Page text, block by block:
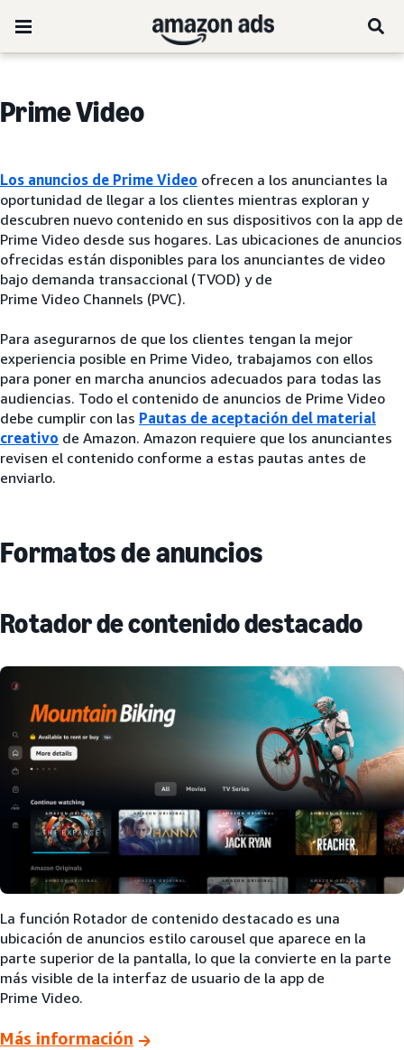
Prime Video
Los anuncios de Prime Video ofrecen a los anunciantes la
oportunidad de llegar a los clientes mientras exploran y
descubren nuevo contenido en sus dispositivos con la app de
Prime Video desde sus hogares. Las ubicaciones de anuncios
ofrecidas están disponibles para los anunciantes de video
bajo demanda transaccional (TVOD) y de
Prime Video Channels (PVC).
Para asegurarnos de que los clientes tengan la mejor
experiencia posible en Prime Video, trabajamos con ellos
para poner en marcha anuncios adecuados para todas las
audiencias. Todo el contenido de anuncios de Prime Video
debe cumplir con las Pautas de aceptación del material
creativo de Amazon. Amazon requiere que los anunciantes
revisen el contenido conforme a estas pautas antes de
enviarlo.
Formatos de anuncios
Rotador de contenido destacado
La función Rotador de contenido destacado es una
ubicación de anuncios estilo carousel que aparece en la
parte superior de la pantalla, lo que la convierte en la parte
más visible de la interfaz de usuario de la app de
Prime Video.
Más información